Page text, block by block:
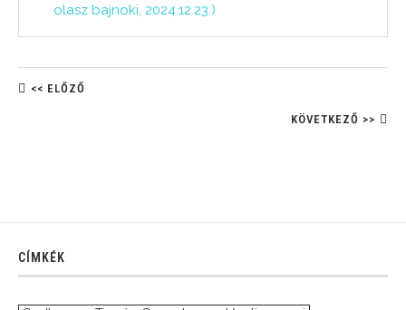
olasz bajnoki, 2024.12.23.)
<< ELŐZŐ
KÖVETKEZŐ >>
CÍMKÉK